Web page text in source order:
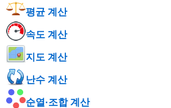
평균 계산
속도 계산
지도 계산
난수 계산
순열·조합 계산